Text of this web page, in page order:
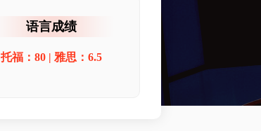
语言成绩
托福：80 | 雅思：6.5